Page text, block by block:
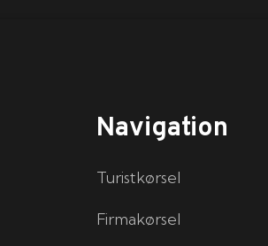
Navigation
Turistkørsel
Firmakørsel